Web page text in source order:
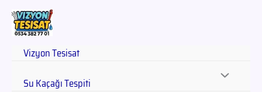
Vizyon Tesisat
Su Kaçağı Tespiti